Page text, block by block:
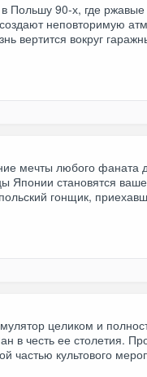
Польшу 90-х, где
неповторимую
вертится вокруг
мечты любого фаната
Японии становятся
гонщик,
целиком и
в честь ее столетия.
частью культового